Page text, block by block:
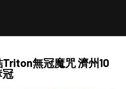
無冠魔咒 濟州10
冠